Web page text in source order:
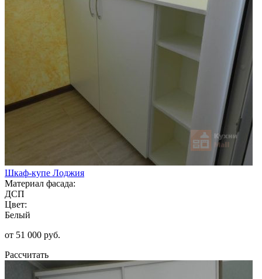
Шкаф-купе Лоджия
Материал фасада:
ДСП
Цвет:
Белый
от 51 000 руб.
Рассчитать